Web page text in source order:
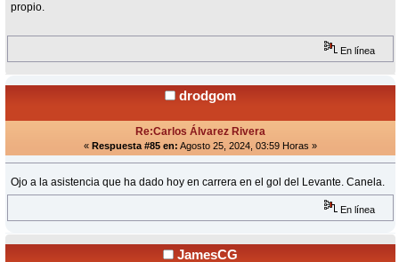
propio.
En línea
drodgom
Re:Carlos Álvarez Rivera
« Respuesta #85 en: Agosto 25, 2024, 03:59 Horas »
Ojo a la asistencia que ha dado hoy en carrera en el gol del Levante. Canela.
En línea
JamesCG